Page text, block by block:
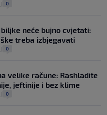
0
biljke neće bujno cvjetati:
treba izbjegavati
0
velike račune: Rashladite
jeftinije i bez klime
0